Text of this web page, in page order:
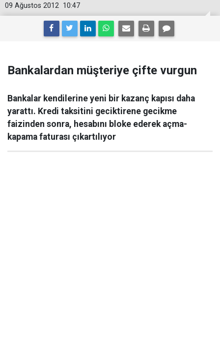
10:47
09 Ağustos 2012
Bankalardan müşteriye çifte vurgun
Bankalar kendilerine yeni bir kazanç kapısı daha
yarattı. Kredi taksitini geciktirene gecikme
faizinden sonra, hesabını bloke ederek açma-
kapama faturası çıkartılıyor